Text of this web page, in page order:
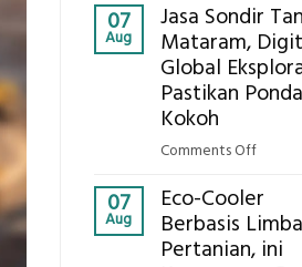
07
Aug
Jasa Sondir
Mataram,
Global
Pastikan
Kokoh
Comments Offon
Sondir
Tanah
07
Aug
Eco-Cooler
Berbasis
Pertanian, ini